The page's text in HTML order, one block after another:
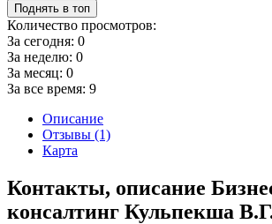
Поднять в топ
Количество просмотров:
За сегодня: 0
За неделю: 0
За месяц: 0
За все время: 9
Описание
Отзывы (1)
Карта
Контакты, описание
консалтинг Кульпекша